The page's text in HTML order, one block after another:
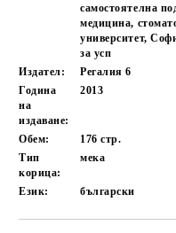
самостоятелна
медицина,
университет,
за усп
Издател:
Регалия 6
Година
на
издаване:
2013
Обем: 176стр.
Тип
корица:
мека
Език: български